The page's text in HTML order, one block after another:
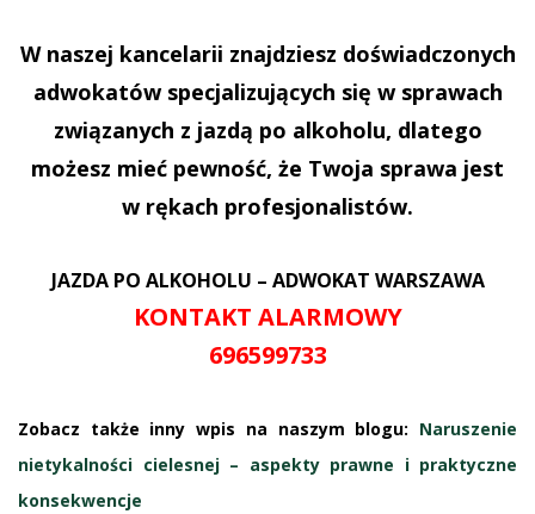
W naszej kancelarii znajdziesz doświadczonych
adwokatów specjalizujących się w sprawach
związanych z jazdą po alkoholu, dlatego
możesz mieć pewność, że Twoja sprawa jest
w rękach profesjonalistów.
JAZDA PO ALKOHOLU – ADWOKAT WARSZAWA
KONTAKT ALARMOWY
696599733
Zobacz także inny wpis na naszym blogu: Naruszenie
nietykalności cielesnej – aspekty prawne i praktyczne
konsekwencje